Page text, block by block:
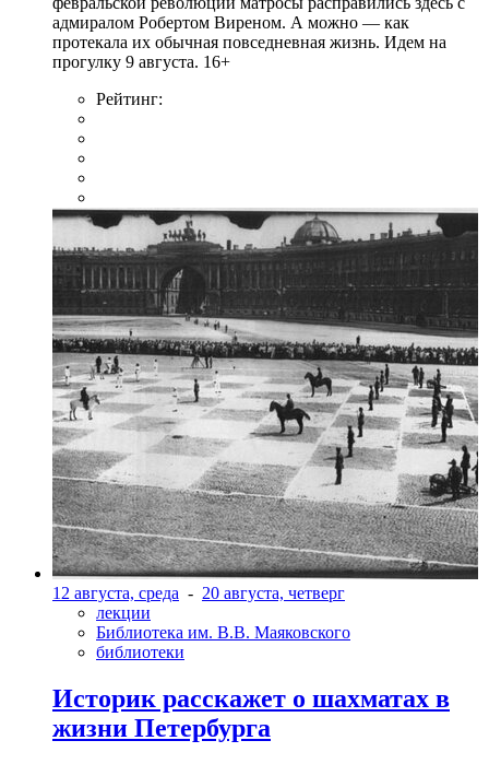
адмиралом Робертом Виреном. А можно — как
протекала их обычная повседневная жизнь. Идем на
прогулку 9 августа. 16+
Рейтинг:
12 августа, среда - 20 августа, четверг
лекции
Библиотека им. В.В. Маяковского
библиотеки
Историк расскажет о шахматах в
жизни Петербурга